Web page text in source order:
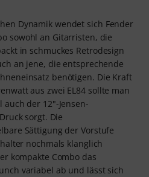
Dynamik wendet sich Fender
sowohl an Gitarristen, die
in schmuckes Retrodesign
an jene, die entsprechende
benötigen. Die Kraft
aus zwei EL84 sollte man
der 12"-Jensen-
sorgt. Die
Sättigung der Vorstufe
nochmals klanglich
kompakte Combo das
variabel ab und lässt sich